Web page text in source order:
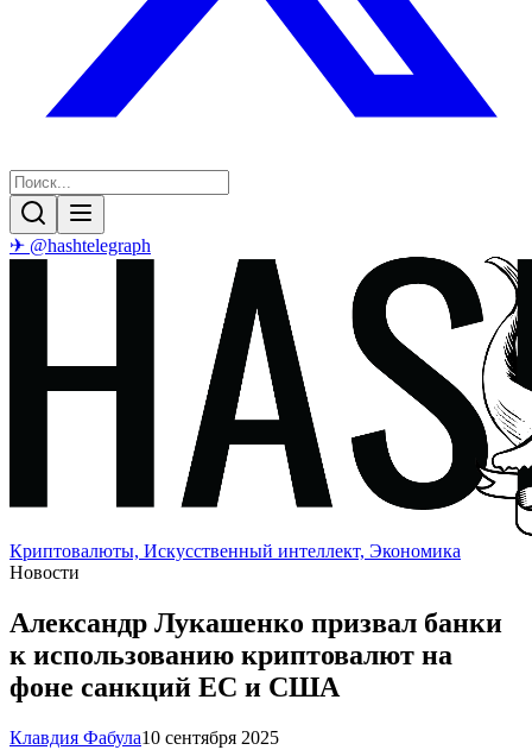
✈ @hashtelegraph
Криптовалюты, Искусственный интеллект, Экономика
Новости
Александр Лукашенко призвал банки
к использованию криптовалют на
фоне санкций ЕС и США
Клавдия Фабула10 сентября 2025